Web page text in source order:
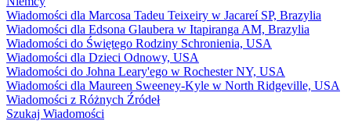
Wiadomości dla Marcosa Tadeu Teixeiry w Jacareí SP, Brazylia
Wiadomości dla Edsona Glaubera w Itapiranga AM, Brazylia
Wiadomości do Świętego Rodziny Schronienia, USA
Wiadomości dla Dzieci Odnowy, USA
Wiadomości do Johna Leary'ego w Rochester NY, USA
Wiadomości dla Maureen Sweeney-Kyle w North Ridgeville, USA
Wiadomości z Różnych Źródeł
Szukaj Wiadomości